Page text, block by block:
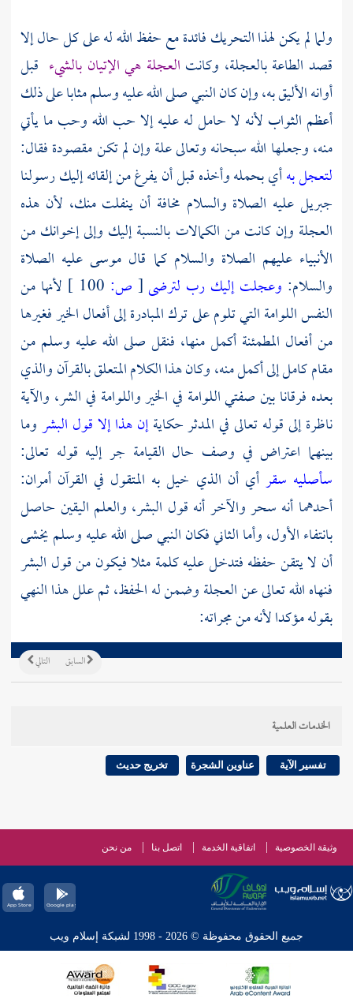
ولما لم يكن لهذا التحريك فائدة مع حفظ الله له على كل حال إلا
قصد الطاعة بالعجلة، وكانت العجلة هي الإتيان بالشيء قبل
أوانه الأليق به، وإن كان النبي صلى الله عليه وسلم مثابا على ذلك
أعظم الثواب لأنه لا حامل له عليه إلا حب الله وحب ما يأتي
منه، وجعلها الله سبحانه وتعالى علة وإن لم تكن مقصودة فقال:
لتعجل بهأي بحمله وأخذه قبل أن يفرغ من إلقائه إليك رسولنا
جبريل عليه الصلاة والسلام مخافة أن ينفلت منك، لأن هذه
العجلة وإن كانت من الكمالات بالنسبة إليك وإلى إخوانك من
الأنبياء عليهم الصلاة والسلام كما قال موسى عليه الصلاة
والسلام: وعجلت إليك رب لترضى[ ص:
لأنها من
النفس اللوامة التي تلوم على ترك المبادرة إلى أفعال الخير فغيرها
من أفعال المطمئنة أكمل منها، فنقل صلى الله عليه وسلم من
مقام كامل إلى أكمل منه، وكان هذا الكلام المتعلق بالقرآن والذي
بعده فرقانا بين صفتي اللوامة في الخير واللوامة في الشر، والآية
ناظرة إلى قوله تعالى في المدثر حكايةإن هذا إلا قول البشروما
بينهما اعتراض في وصف حال القيامة جر إليه قوله تعالى:
سأصليه سقرأي أن الذي خيل به المتقول في القرآن أمران:
أحدهما أنه سحر والآخر أنه قول البشر، والعلم اليقين حاصل
بانتفاء الأول، وأما الثاني فكان النبي صلى الله عليه وسلم يخشى
أن لا يتقن حفظه فتدخل عليه كلمة مثلا فيكون من قول البشر
فنهاه الله تعالى عن العجلة وضمن له الحفظ، ثم علل هذا النهي
بقوله مؤكدا لأنه من مجراته:
التالي السابق
الخدمات العلمية
تفسير الآية عناوين الشجرة تخريج حديث
وثيقة الخصوصية اتفاقية الخدمة اتصل بنا من نحن
جميع الحقوق محفوظة © 2026 - 1998 لشبكة إسلام ويب